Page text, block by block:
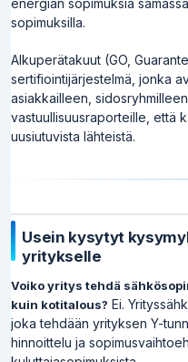
sopimuksilla.
Alkuperätakuut (GO,
sertifiointijärjestelmä, jonka
asiakkailleen,
vastuullisuusraporteille, että
uusiutuvista lähteistä.
Usein kysytyt
yritykselle
Voiko yritys tehdä
kuin kotitalous? Ei.
joka tehdään yrityksen Y-
hinnoittelu ja